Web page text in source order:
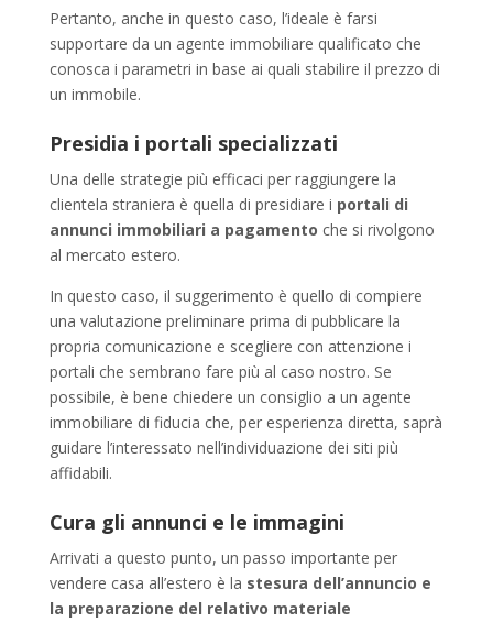
Pertanto, anche in questo caso, l’ideale è farsi
supportare da un agente immobiliare qualificato che
conosca i parametri in base ai quali stabilire il prezzo di
un immobile.
Presidia i portali specializzati
Una delle strategie più efficaci per raggiungere la
clientela straniera è quella di presidiare i portali di
annunci immobiliari a pagamento che si rivolgono
al mercato estero.
In questo caso, il suggerimento è quello di compiere
una valutazione preliminare prima di pubblicare la
propria comunicazione e scegliere con attenzione i
portali che sembrano fare più al caso nostro. Se
possibile, è bene chiedere un consiglio a un agente
immobiliare di fiducia che, per esperienza diretta, saprà
guidare l’interessato nell’individuazione dei siti più
affidabili.
Cura gli annunci e le immagini
Arrivati a questo punto, un passo importante per
vendere casa all’estero è la stesura dell’annuncio e
la preparazione del relativo materiale